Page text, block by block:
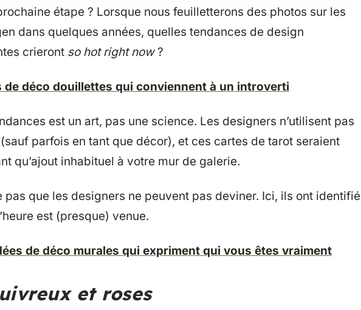
étape ? Lorsque nous feuilletterons des photos sur les
dans quelques années, quelles tendances de design
crieront so hot right now?
de déco douillettes qui conviennent à un introverti
est un art, pas une science. Les designers n’utilisent pas
parfois en tant que décor), et ces cartes de tarot seraient
qu’ajout inhabituel à votre mur de galerie.
pas que les designers ne peuvent pas deviner. Ici, ils ont identifié
est (presque) venue.
de déco murales qui expriment qui vous êtes vraiment
et roses